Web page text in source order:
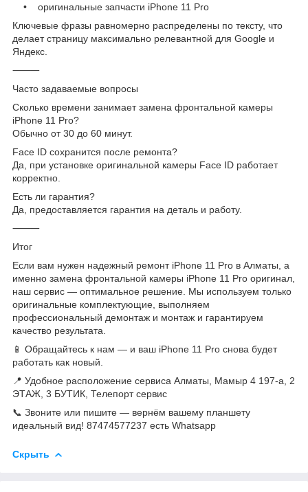
• оригинальные запчасти iPhone 11 Pro
Ключевые фразы равномерно распределены по тексту, что
делает страницу максимально релевантной для Google и
Яндекс.
⸻
Часто задаваемые вопросы
Сколько времени занимает замена фронтальной камеры
iPhone 11 Pro?
Обычно от 30 до 60 минут.
Face ID сохранится после ремонта?
Да, при установке оригинальной камеры Face ID работает
корректно.
Есть ли гарантия?
Да, предоставляется гарантия на деталь и работу.
⸻
Итог
Если вам нужен надежный ремонт iPhone 11 Pro в Алматы, а
именно замена фронтальной камеры iPhone 11 Pro оригинал,
наш сервис — оптимальное решение. Мы используем только
оригинальные комплектующие, выполняем
профессиональный демонтаж и монтаж и гарантируем
качество результата.
📱 Обращайтесь к нам — и ваш iPhone 11 Pro снова будет
работать как новый.
📍 Удобное расположение сервиса Алматы, Мамыр 4 197-а, 2
ЭТАЖ, 3 БУТИК, Телепорт сервис
📞 Звоните или пишите — вернём вашему планшету
идеальный вид! 87474577237 есть Whatsapp
Скрыть